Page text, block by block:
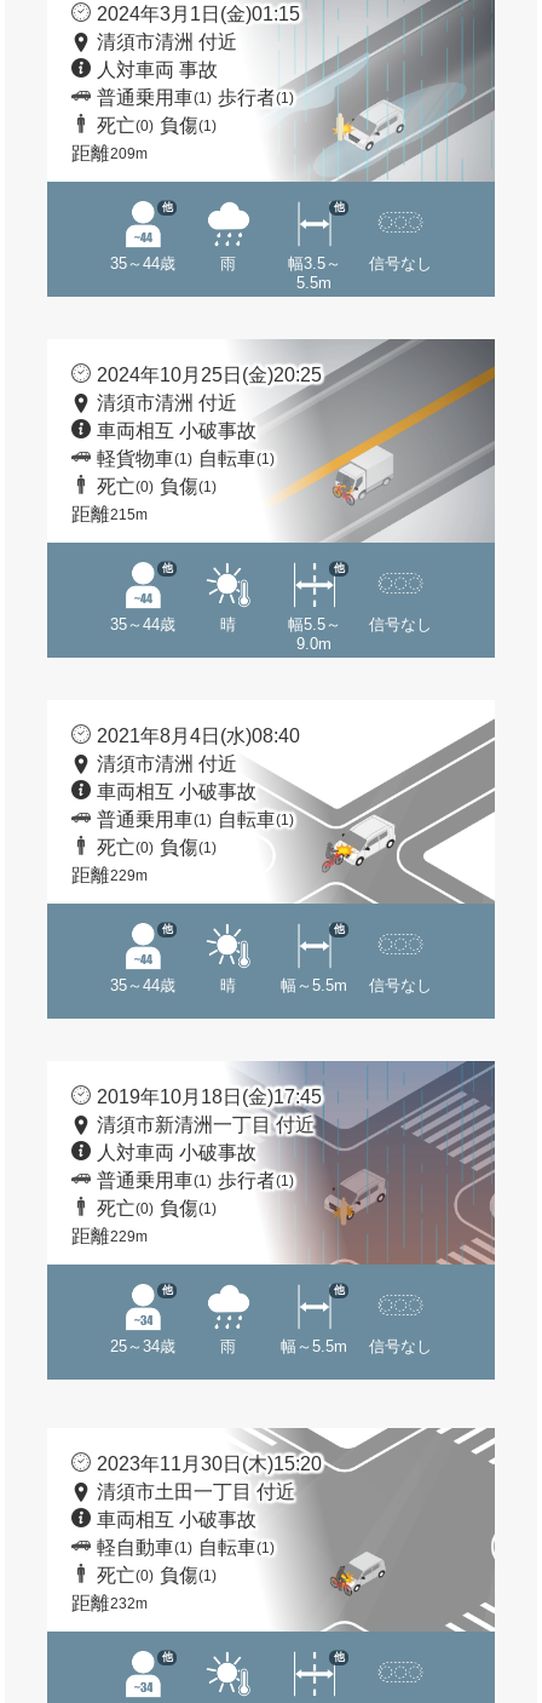
2024年3月1日(金)01:15
清須市清洲 付近
人対車両 事故
普通乗用車(1) 歩行者(1)
死亡(0) 負傷(1)
距離209m
35～44歳
他
雨
幅3.5～
5.5m
他
信号なし
2024年10月25日(金)20:25
清須市清洲 付近
車両相互 小破事故
軽貨物車(1) 自転車(1)
死亡(0) 負傷(1)
距離215m
35～44歳
他
晴
幅5.5～
9.0m
他
信号なし
2021年8月4日(水)08:40
清須市清洲 付近
車両相互 小破事故
普通乗用車(1) 自転車(1)
死亡(0) 負傷(1)
距離229m
35～44歳
他
晴 幅～5.5m
他
信号なし
2019年10月18日(金)17:45
清須市新清洲一丁目 付近
人対車両 小破事故
普通乗用車(1) 歩行者(1)
死亡(0) 負傷(1)
距離229m
25～34歳
他
雨 幅～5.5m
他
信号なし
2023年11月30日(木)15:20
清須市土田一丁目 付近
車両相互 小破事故
軽自動車(1) 自転車(1)
死亡(0) 負傷(1)
距離232m
他 他